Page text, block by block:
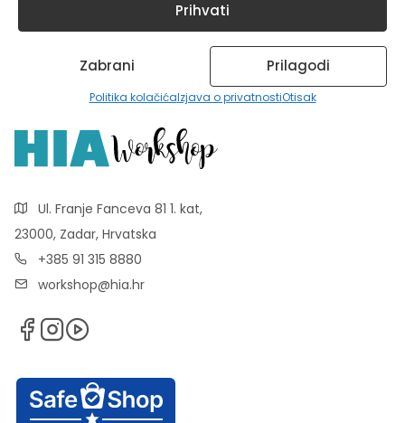
Prihvati
Zabrani Prilagodi
Politika kolačićaIzjava o privatnostiOtisak
Ul. Franje Fanceva 81 1. kat,
23000, Zadar, Hrvatska
+385 91 315 8880
workshop@hia.hr